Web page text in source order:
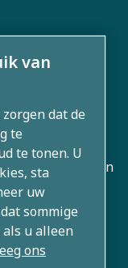
oplossingen in
Met een
we
van
dat de
te
te tonen. U
sta
uw
sommige
u alleen
ons